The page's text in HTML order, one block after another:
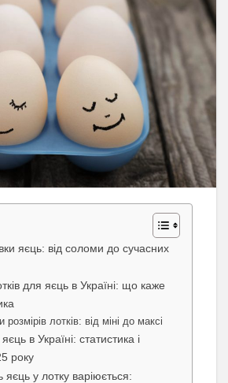
яєць: від соломи до сучасних
для яєць в Україні: що каже
розмірів лотків: від міні до максі
в Україні: статистика і
року
яєць у лотку варіюється: